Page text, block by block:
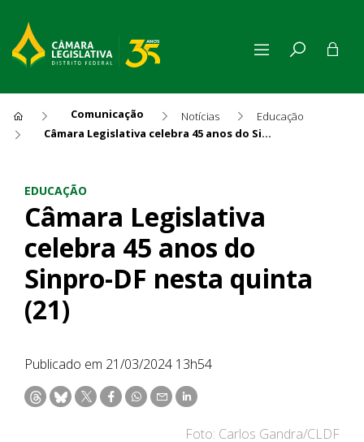
Comunicação Notícias
Educação
Câmara Legislativa celebra 45 anos do Sinpro-DF nesta quinta (21)
EDUCAÇÃO
Câmara Legislativa
celebra 45 anos do
Sinpro-DF nesta quinta
(21)
Publicado em 21/03/2024 13h54
Foto: Carlos Gandra/CLDF